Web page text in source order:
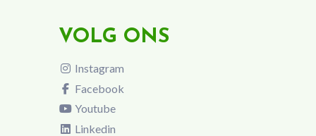
VOLG ONS
Instagram
Facebook
Youtube
Linkedin